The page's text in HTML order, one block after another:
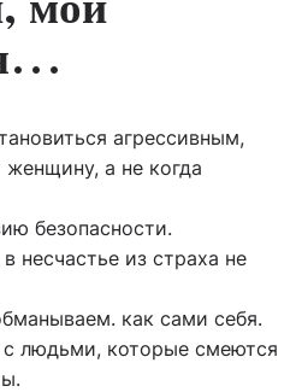
агрессивным,
а не когда
безопасности.
несчастье из страха не
как сами себя.
людьми, которые смеются